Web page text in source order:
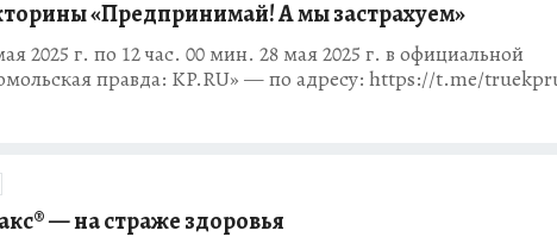
«Предпринимай! А мы застрахуем»
2025 г. по 12 час. 00 мин. 28 мая 2025 г. в официальной
правда: KP.RU» — по адресу: https://t.me/
— на страже здоровья